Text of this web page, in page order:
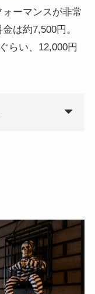
ーマンスが非常
は約7,500円。
らい、12,000円